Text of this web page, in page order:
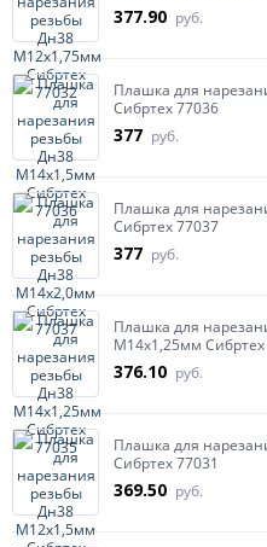
377.90 руб.
Плашка для
Сибртех 77036
377 руб.
Плашка для
Сибртех 77037
377 руб.
Плашка для
М14х1,25мм Сибртех
376.10 руб.
Плашка для
Сибртех 77031
369.50 руб.